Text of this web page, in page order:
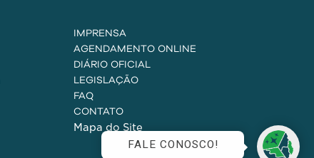
IMPRENSA
AGENDAMENTO ONLINE
DIÁRIO OFICIAL
LEGISLAÇÃO
FAQ
CONTATO
Mapa do Site
FALE CONOSCO!